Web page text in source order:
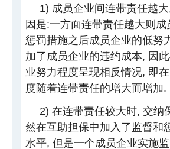
1) 成员企业间连带责任越
因是:一方面连带责任越大则
惩罚措施之后成员企业的低努
加了成员企业的违约成本, 因
业努力程度呈现相反情况, 即
度随着连带责任的增大而增加.
2) 在连带责任较大时, 交纳
然在互助担保中加入了监督和
水平, 但是一个成员企业实施